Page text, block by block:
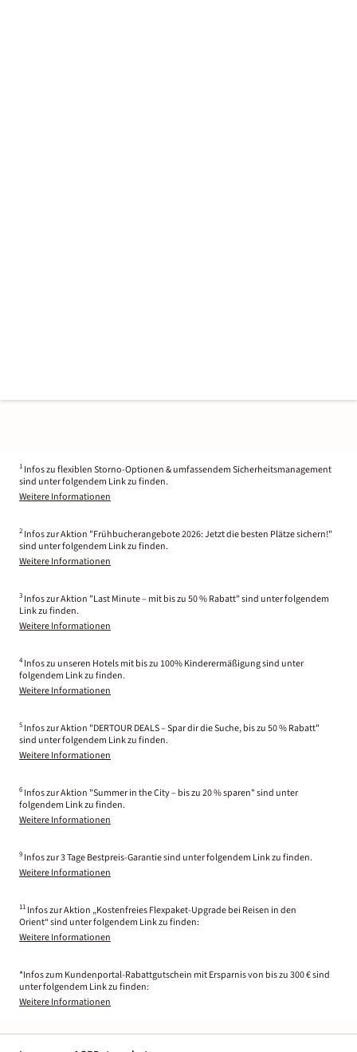
1 Infos zu flexiblen Storno-Optionen & umfassendem Sicherheitsmanagement
sind unter folgendem Link zu finden.
Weitere Informationen
2 Infos zur Aktion "Frühbucherangebote 2026: Jetzt die besten Plätze sichern!"
sind unter folgendem Link zu finden.
Weitere Informationen
3 Infos zur Aktion "Last Minute – mit bis zu 50 % Rabatt" sind unter folgendem
Link zu finden.
Weitere Informationen
4 Infos zu unseren Hotels mit bis zu 100% Kinderermäßigung sind unter
folgendem Link zu finden.
Weitere Informationen
5 Infos zur Aktion "DERTOUR DEALS – Spar dir die Suche, bis zu 50 % Rabatt"
sind unter folgendem Link zu finden.
Weitere Informationen
6 Infos zur Aktion "Summer in the City – bis zu 20 % sparen" sind unter
folgendem Link zu finden.
Weitere Informationen
9 Infos zur 3 Tage Bestpreis-Garantie sind unter folgendem Link zu finden.
Weitere Informationen
11 Infos zur Aktion „Kostenfreies Flexpaket-Upgrade bei Reisen in den
Orient“ sind unter folgendem Link zu finden:
Weitere Informationen
*Infos zum Kundenportal-Rabattgutschein mit Ersparnis von bis zu 300 € sind
unter folgendem Link zu finden:
Weitere Informationen